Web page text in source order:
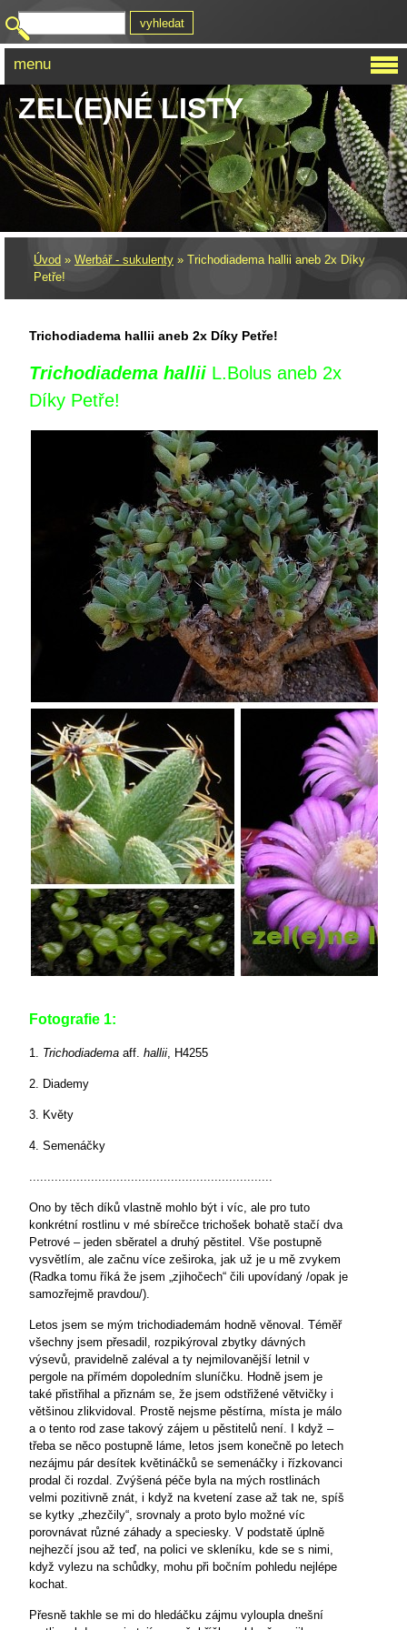
ZEL(E)NÉ LISTY
Úvod » Werbář - sukulenty » Trichodiadema hallii aneb 2x Díky
Petře!
Trichodiadema hallii aneb 2x Díky Petře!
Trichodiadema hallii L.Bolus aneb 2x
Díky Petře!
Fotografie 1:
1. Trichodiadema aff. hallii, H4255
2. Diademy
3. Květy
4. Semenáčky
...................................................................
Ono by těch díků vlastně mohlo být i víc, ale pro tuto
konkrétní rostlinu v mé sbírečce trichošek bohatě stačí dva
Petrové – jeden sběratel a druhý pěstitel. Vše postupně
vysvětlím, ale začnu více zeširoka, jak už je u mě zvykem
(Radka tomu říká že jsem „zjihočech“ čili upovídaný /opak je
samozřejmě pravdou/).
Letos jsem se mým trichodiademám hodně věnoval. Téměř
všechny jsem přesadil, rozpikýroval zbytky dávných
výsevů, pravidelně zaléval a ty nejmilovanější letnil v
pergole na přímém dopoledním sluníčku. Hodně jsem je
také přistřihal a přiznám se, že jsem odstřižené větvičky i
většinou zlikvidoval. Prostě nejsme pěstírna, místa je málo
a o tento rod zase takový zájem u pěstitelů není. I když –
třeba se něco postupně láme, letos jsem konečně po letech
nezájmu pár desítek květináčků se semenáčky i řízkovanci
prodal či rozdal. Zvýšená péče byla na mých rostlinách
velmi pozitivně znát, i když na kvetení zase až tak ne, spíš
se kytky „zhezčily“, srovnaly a proto bylo možné víc
porovnávat různé záhady a speciesky. V podstatě úplně
nejhezčí jsou až teď, na polici ve skleníku, kde se s nimi,
když vylezu na schůdky, mohu při bočním pohledu nejlépe
kochat.
Přesně takhle se mi do hledáčku zájmu vyloupla dnešní
menu